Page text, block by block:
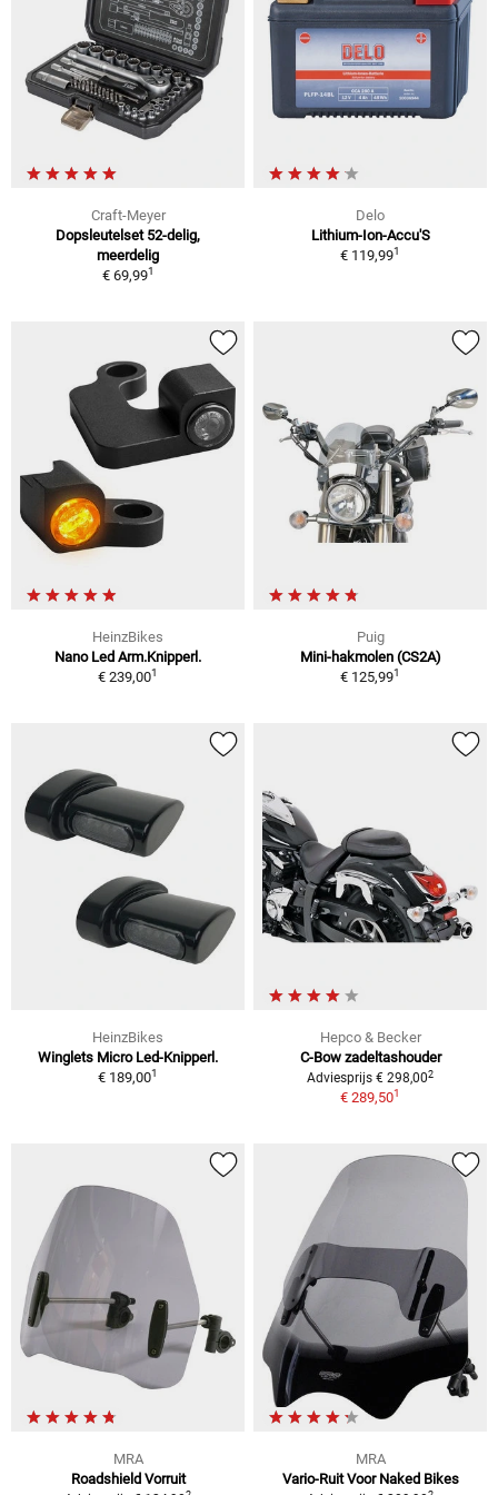
Craft-Meyer
Dopsleutelset 52-delig,
meerdelig
€ 69,991
Delo
Lithium-Ion-Accu'S
€ 119,991
HeinzBikes
Nano Led Arm.Knipperl.
€ 239,001
Puig
Mini-hakmolen (CS2A)
€ 125,991
HeinzBikes
Winglets Micro Led-Knipperl.
€ 189,001
Hepco & Becker
C-Bow zadeltashouder
Adviesprijs € 298,002
€ 289,501
MRA
Roadshield Vorruit
MRA
Vario-Ruit Voor Naked Bikes